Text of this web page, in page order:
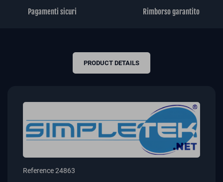
Pagamenti sicuri Rimborso garantito
PRODUCT DETAILS
Reference24863